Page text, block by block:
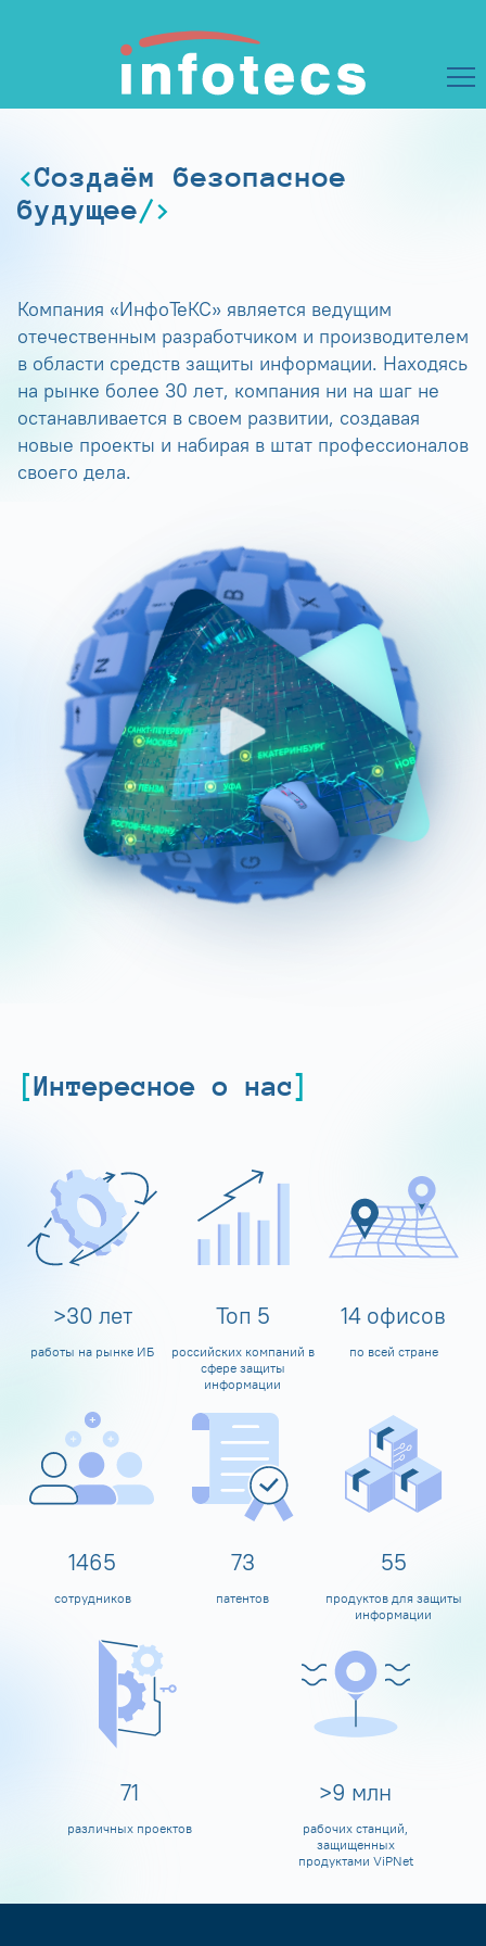
Создаём безопасное
будущее
Компания «ИнфоТеКС» является ведущим
отечественным разработчиком и производителем
в области средств защиты информации. Находясь
на рынке более 30 лет, компания ни на шаг не
останавливается в своем развитии, создавая
новые проекты и набирая в штат профессионалов
своего дела.
Интересное о нас
>30 лет
работы на рынке ИБ
Топ 5
российских компаний в
сфере защиты
информации
14 офисов
по всей стране
1598
сотрудников
80
патентов
60
продуктов для защиты
информации
80
различных проектов
>10 млн
рабочих станций,
защищенных
продуктами ViPNet